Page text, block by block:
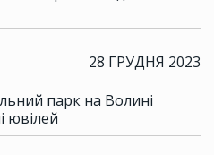
28 ГРУДНЯ 2023
парк на Волині
ювілей